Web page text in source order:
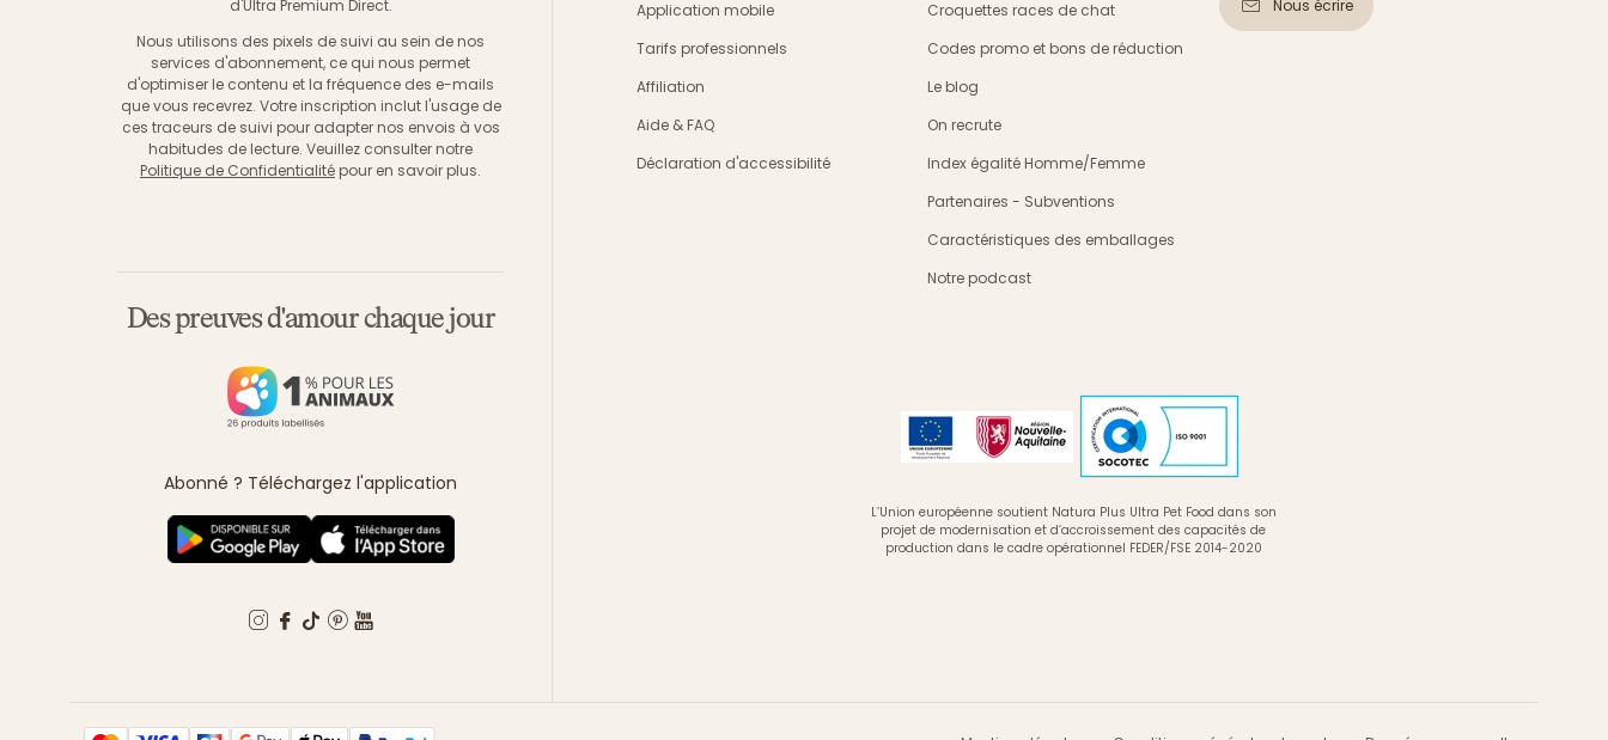
d'Ultra Premium Direct.
Nous utilisons des pixels de suivi au sein de nos
services d'abonnement, ce qui nous permet
d'optimiser le contenu et la fréquence des e-mails
que vous recevrez. Votre inscription inclut l'usage de
ces traceurs de suivi pour adapter nos envois à vos
habitudes de lecture. Veuillez consulter notre
Politique de Confidentialité pour en savoir plus.
Des preuves d'amour chaque jour
Abonné ? Téléchargez l'application
Application mobile
Tarifs professionnels
Affiliation
Aide & FAQ
Déclaration d'accessibilité
Croquettes races de chat
Codes promo et bons de réduction
Le blog
On recrute
Index égalité Homme/Femme
Partenaires - Subventions
Caractéristiques des emballages
Notre podcast
Nous écrire
L’Union européenne soutient Natura Plus Ultra Pet Food dans son
projet de modernisation et d’accroissement des capacités de
production dans le cadre opérationnel FEDER/FSE 2014-2020